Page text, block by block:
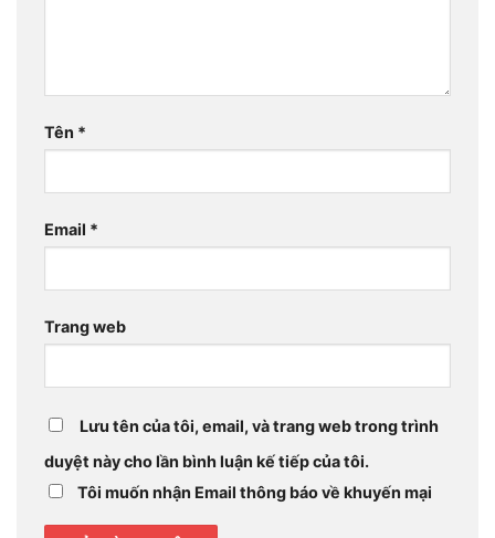
Tên *
Email *
Trang web
Lưu tên của tôi, email, và trang web trong trình
duyệt này cho lần bình luận kế tiếp của tôi.
Tôi muốn nhận Email thông báo về khuyến mại